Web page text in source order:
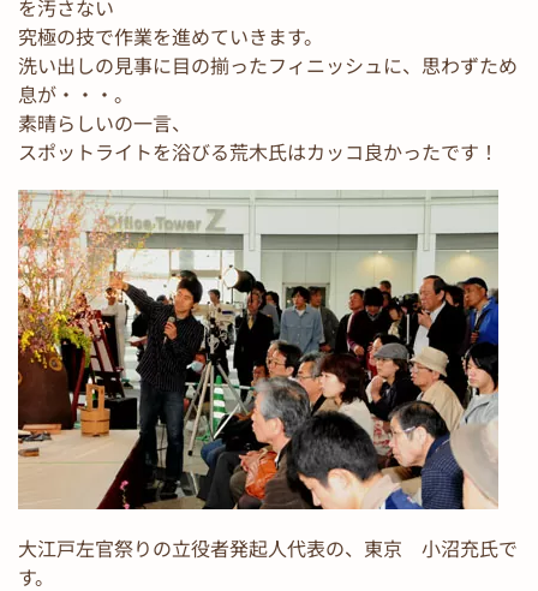
を汚さない
究極の技で作業を進めていきます。
洗い出しの見事に目の揃ったフィニッシュに、思わずため
息が・・・。
素晴らしいの一言、
スポットライトを浴びる荒木氏はカッコ良かったです！
大江戸左官祭りの立役者発起人代表の、東京 小沼充氏で
す。